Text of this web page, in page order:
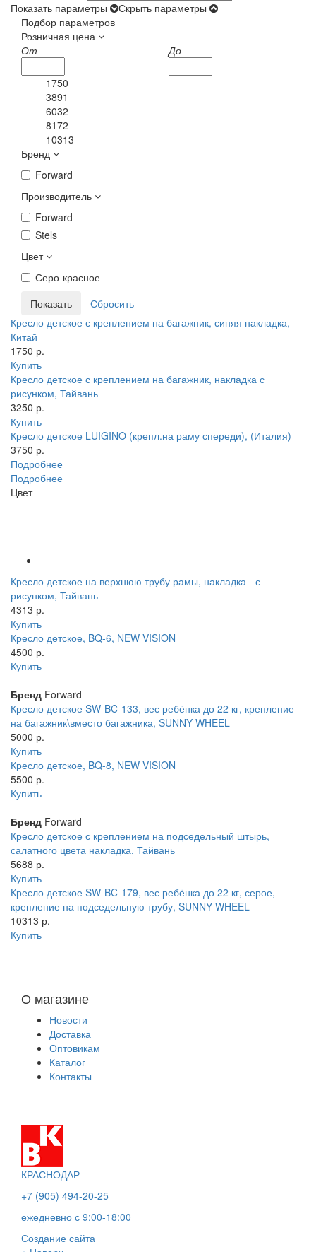
Показать параметры
Скрыть параметры
Подбор параметров
Розничная цена
От
До
1750
3891
6032
8172
10313
Бренд
Forward
Производитель
Forward
Stels
Цвет
Серо-красное
Кресло детское с креплением на багажник, синяя накладка,
Китай
1750 р.
Купить
Кресло детское с креплением на багажник, накладка с
рисунком, Тайвань
3250 р.
Купить
Кресло детское LUIGINO (крепл.на раму спереди), (Италия)
3750 р.
Подробнее
Подробнее
Цвет
Кресло детское на верхнюю трубу рамы, накладка - с
рисунком, Тайвань
4313 р.
Купить
Кресло детское, BQ-6, NEW VISION
4500 р.
Купить
Бренд Forward
Кресло детское SW-BC-133, вес ребёнка до 22 кг, крепление
на багажник\вместо багажника, SUNNY WHEEL
5000 р.
Купить
Кресло детское, BQ-8, NEW VISION
5500 р.
Купить
Бренд Forward
Кресло детское с креплением на подседельный штырь,
салатного цвета накладка, Тайвань
5688 р.
Купить
Кресло детское SW-BC-179, вес ребёнка до 22 кг, серое,
крепление на подседельную трубу, SUNNY WHEEL
10313 р.
Купить
О магазине
Новости
Доставка
Оптовикам
Каталог
Контакты
КРАСНОДАР
+7 (905) 494-20-25
ежедневно с 9:00-18:00
Создание сайта